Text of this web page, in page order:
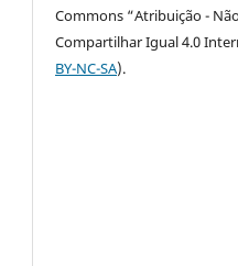
Commons “Atribuição -
Compartilhar Igual 4.0
BY-NC-SA).